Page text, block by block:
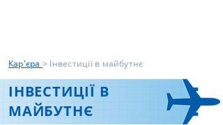
Кар'єра > Інвестиції в майбутнє
ІНВЕСТИЦІЇ В
МАЙБУТНЄ